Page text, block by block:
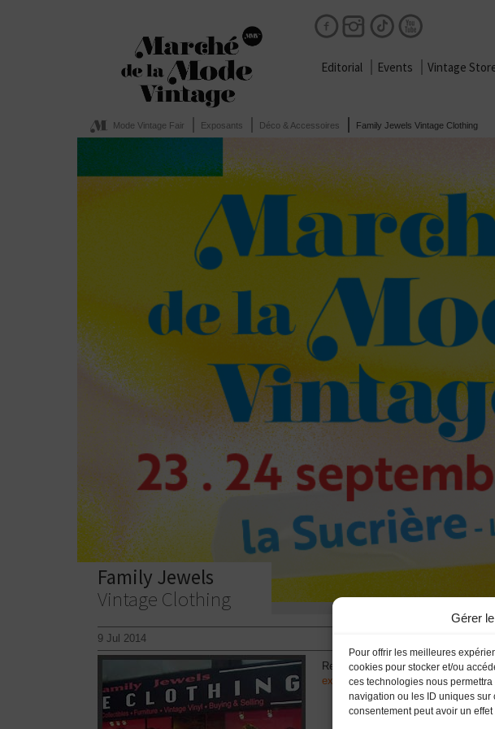
Gérer
Pour offrir les meilleures
cookies pour stocker et/ou
ces technologies nous
navigation ou les ID uniques sur
consentement peut avoir un
Editorial Events Vintage
Mode Vintage Fair Exposants Déco & Accessoires Family Jewels Vintage Clothing
Family Jewels
Vintage Clothing
9 Jul 2014
Regardless of whether it’s 1920s
extensive selection of apparel,